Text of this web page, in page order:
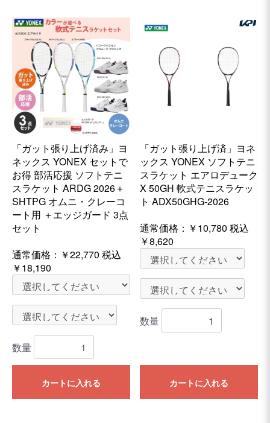
「ガット張り上げ済み」ヨ
ネックス YONEX セットで
お得 部活応援 ソフトテニ
スラケット ARDG 2026＋
SHTPG オムニ・クレーコ
ート用 ＋エッジガード 3点
セット
通常価格： ￥22,770 税込
￥18,190
数量
カートに入れる
「ガット張り上げ済」ヨネ
ックス YONEX ソフトテニ
スラケット エアロデューク
X 50GH 軟式テニスラケッ
ト ADX50GHG-2026
通常価格： ￥10,780 税込
￥8,620
数量
カートに入れる